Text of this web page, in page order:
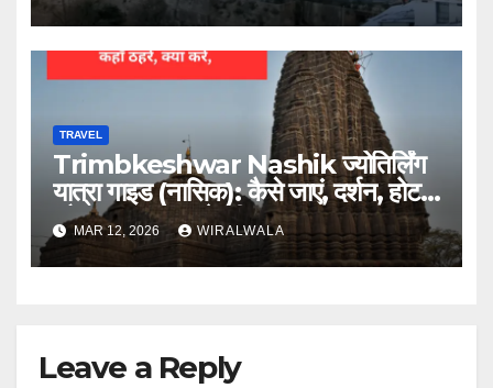
TRAVEL
Trimbkeshwar Nashik ज्योतिर्लिंग
यात्रा गाइड (नासिक): कैसे जाएं, दर्शन, होटल
और आस पास घूमने की जगह
MAR 12, 2026 WIRALWALA
Leave a Reply